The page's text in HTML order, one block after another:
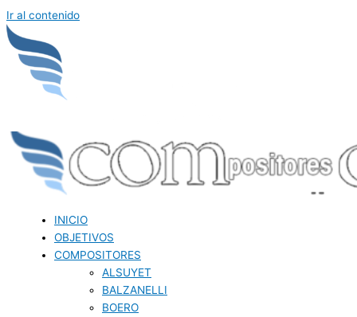
Ir al contenido
INICIO
OBJETIVOS
COMPOSITORES
ALSUYET
BALZANELLI
BOERO